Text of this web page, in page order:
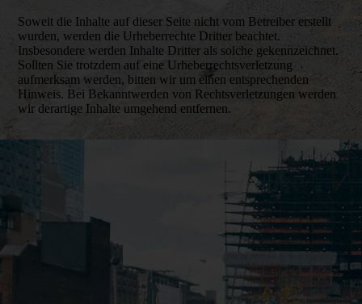
Soweit die Inhalte auf dieser Seite nicht vom Betreiber erstellt
wurden, werden die Urheberrechte Dritter beachtet.
Insbesondere werden Inhalte Dritter als solche gekennzeichnet.
Sollten Sie trotzdem auf eine Urheberrechtsverletzung
aufmerksam werden, bitten wir um einen entsprechenden
Hinweis. Bei Bekanntwerden von Rechtsverletzungen werden
wir derartige Inhalte umgehend entfernen.